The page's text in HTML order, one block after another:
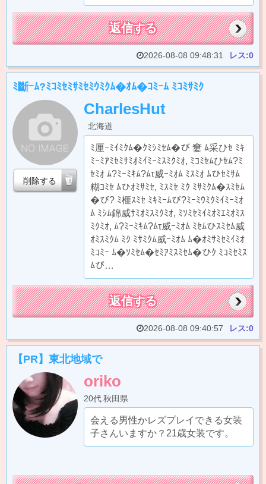
返信する
2026-08-08 09:48:31 レス:0
ﾐ斷ｰﾑ?ﾐｺﾐｾﾐｻﾐｾﾐｳﾐｸﾑ�ｵﾑ�ｺﾐｰﾑ ﾐｺﾐｻﾐｸ
CharlesHut
北海道
ﾐ厘ｰﾐｲﾐｸﾑ�ｸﾐｼﾐｾﾑ�び 窶 ﾑ采ひｾ ﾐｷ
ﾐｰﾐｱﾐｾﾐｻﾐｵﾐｲﾐｰﾐｽﾐｸﾐｵ, ﾐｺﾐｾﾑひｾﾑ?ﾐ
ｾﾐｵ ﾑ?ﾐｰﾐｷﾑ?ﾑτ威ｰﾐｵﾑ ﾐｽﾐｵ ﾑひｾﾐｻﾑ
糊ｺﾐｾ ﾑひｵﾐｻﾐｾ, ﾐｽﾐｾ ﾐｸ ﾐｻﾐｸﾑ�ｽﾐｾﾑ
�び? ﾐ榧ｽﾐｾ ﾐｷﾐｰﾑび?ﾐｰﾐｳﾐｸﾐｲﾐｰﾐｵ
ﾑ ﾐｼﾑ錦威ｻﾐｵﾐｽﾐｸﾐｵ, ﾐｿﾐｾﾐｲﾐｵﾐｴﾐｵﾐｽ
ﾐｸﾐｵ, ﾑ?ﾐｰﾐｷﾑ?ﾑτ威ｰﾐｵﾑ ﾐｾﾑひｽﾐｾﾑ威
ｵﾐｽﾐｸﾑ ﾐｸ ﾐｻﾐｸﾑ威ｰﾐｵﾑ ﾑ�ｵﾐｻﾐｾﾐｲﾐｵ
ﾐｺﾐｰ ﾑ�ｿﾐｾﾑ�ｾﾐｱﾐｽﾐｾﾑ�ひｸ ﾐｺﾐｾﾐｽ
ﾑび…
削除する
返信する
2026-08-08 09:40:57 レス:0
【PR】東北地域で
oriko
20代秋田県
会える男性かレズプレイできる女装
子さんいますか？21歳女装です。